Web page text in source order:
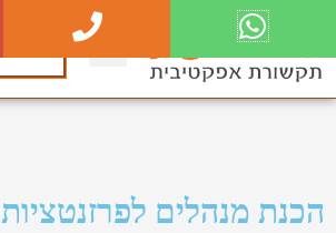
הכנת מנהלים לפרזנטציות